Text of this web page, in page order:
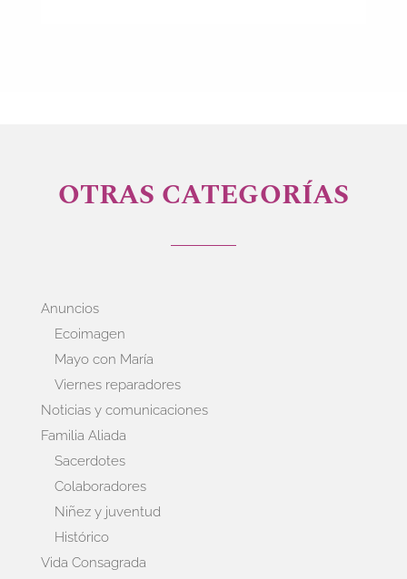
OTRAS CATEGORÍAS
Anuncios
Ecoimagen
Mayo con María
Viernes reparadores
Noticias y comunicaciones
Familia Aliada
Sacerdotes
Colaboradores
Niñez y juventud
Histórico
Vida Consagrada